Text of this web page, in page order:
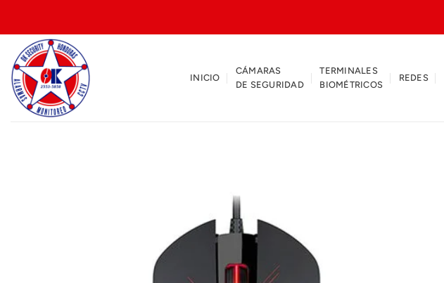
contenido
INICIO
CÁMARAS
DE SEGURIDAD
TERMINALES
BIOMÉTRICOS
REDES